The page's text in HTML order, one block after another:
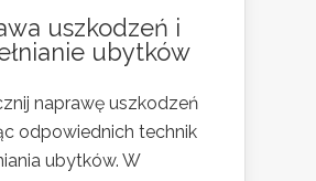
uszkodzeń i
ubytków
naprawę uszkodzeń
odpowiednich technik
ubytków. W